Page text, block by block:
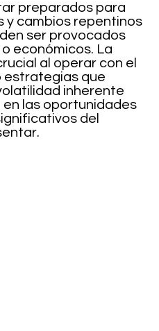
preparados para
y cambios repentinos
ser provocados
económicos. La
al operar con el
estrategias que
inherente
las oportunidades
del